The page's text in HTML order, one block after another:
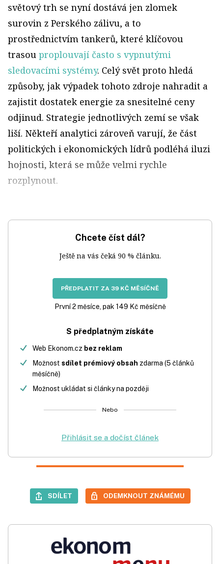
světový trh se nyní dostává jen zlomek
surovin z Perského zálivu, a to
prostřednictvím tankerů, které klíčovou
trasou proplouvají často s vypnutými
sledovacími systémy. Celý svět proto hledá
způsoby, jak výpadek tohoto zdroje nahradit a
zajistit dostatek energie za snesitelné ceny
odjinud. Strategie jednotlivých zemí se však
liší. Někteří analytici zároveň varují, že část
politických i ekonomických lídrů podléhá iluzi
hojnosti, která se může velmi rychle
rozplynout.
Chcete číst dál?
Ještě na vás čeká 90 % článku.
PŘEDPLATIT ZA 39 KČ MĚSÍČNĚ
První 2 měsíce, pak 149 Kč měsíčně
S předplatným získáte
Web Ekonom.cz bez reklam
Možnost sdílet prémiový obsah zdarma (5 článků
měsíčně)
Možnost ukládat si články na později
Nebo
Přihlásit se a dočíst článek
SDÍLET ODEMKNOUT ZNÁMÉMU